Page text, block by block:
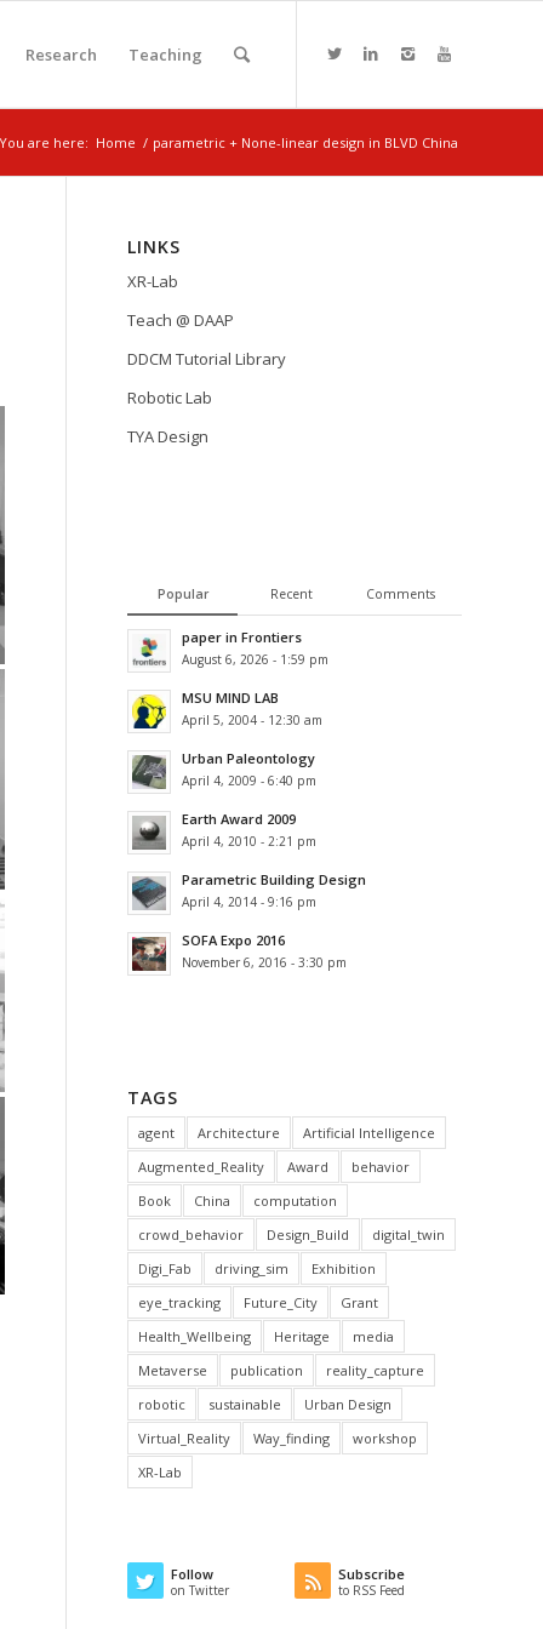
Research Teaching
You are here: Home / parametric + None-linear design in BLVD China
LINKS
XR-Lab
Teach @ DAAP
DDCM Tutorial Library
Robotic Lab
TYA Design
Popular Recent Comments
paper in Frontiers
August 6, 2026 - 1:59 pm
MSU MIND LAB
April 5, 2004 - 12:30 am
Urban Paleontology
April 4, 2009 - 6:40 pm
Earth Award 2009
April 4, 2010 - 2:21 pm
Parametric Building Design
April 4, 2014 - 9:16 pm
SOFA Expo 2016
November 6, 2016 - 3:30 pm
TAGS
agent Architecture
Artificial Intelligence
Augmented_Reality
Award
behavior
Book
China
computation
crowd_behavior
Design_Build
digital_twin
Digi_Fab
driving_sim
Exhibition
eye_tracking
Future_City
Grant
Health_Wellbeing
Heritage
media
Metaverse
publication
reality_capture
robotic
sustainable
Urban Design
Virtual_Reality
Way_finding
workshop
XR-Lab
Follow
on Twitter
Subscribe
to RSS Feed